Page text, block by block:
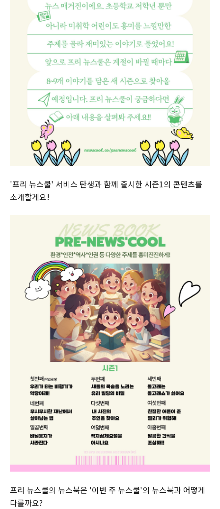
'프리 뉴스쿨' 서비스 탄생과 함께 출시한 시즌1의 콘텐츠를
소개할게요!
프리 뉴스쿨의 뉴스북은 '이번 주 뉴스쿨'의 뉴스북과 어떻게
다를까요?